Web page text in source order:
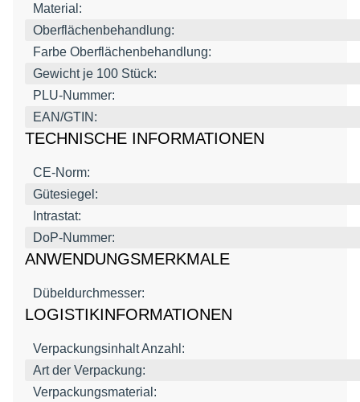
Material:
Oberflächenbehandlung:
Farbe Oberflächenbehandlung:
Gewicht je 100 Stück:
PLU-Nummer:
EAN/GTIN:
TECHNISCHE INFORMATIONEN
CE-Norm:
Gütesiegel:
Intrastat:
DoP-Nummer:
ANWENDUNGSMERKMALE
Dübeldurchmesser:
LOGISTIKINFORMATIONEN
Verpackungsinhalt Anzahl:
Art der Verpackung:
Verpackungsmaterial: